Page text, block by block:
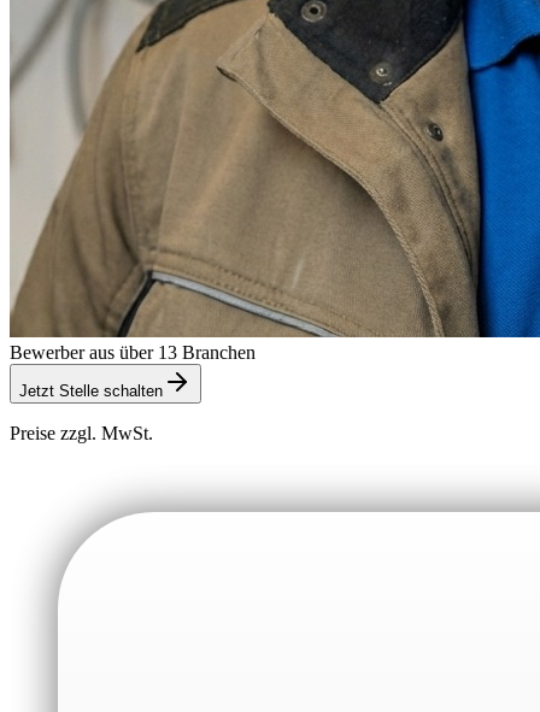
Bewerber aus über 13 Branchen
Jetzt Stelle schalten
Preise zzgl. MwSt.